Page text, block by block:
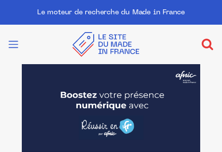
Le moteur de recherche du Made in France